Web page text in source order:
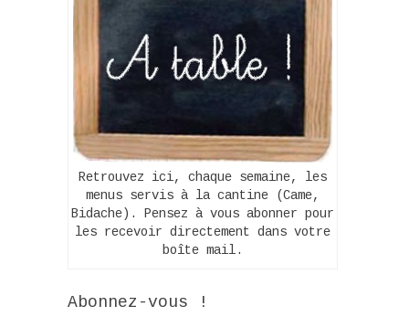
Retrouvez ici, chaque semaine, les
menus servis à la cantine (Came,
Bidache). Pensez à vous abonner pour
les recevoir directement dans votre
boîte mail.
Abonnez-vous !